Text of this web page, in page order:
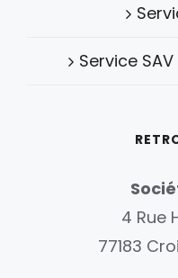
Service
4 Rue
77183